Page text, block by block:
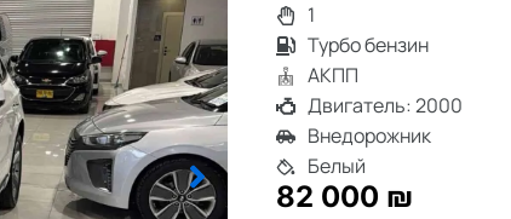
1
Турбо бензин
АКПП
Двигатель: 2000
Внедорожник
Белый
82 000 ₪